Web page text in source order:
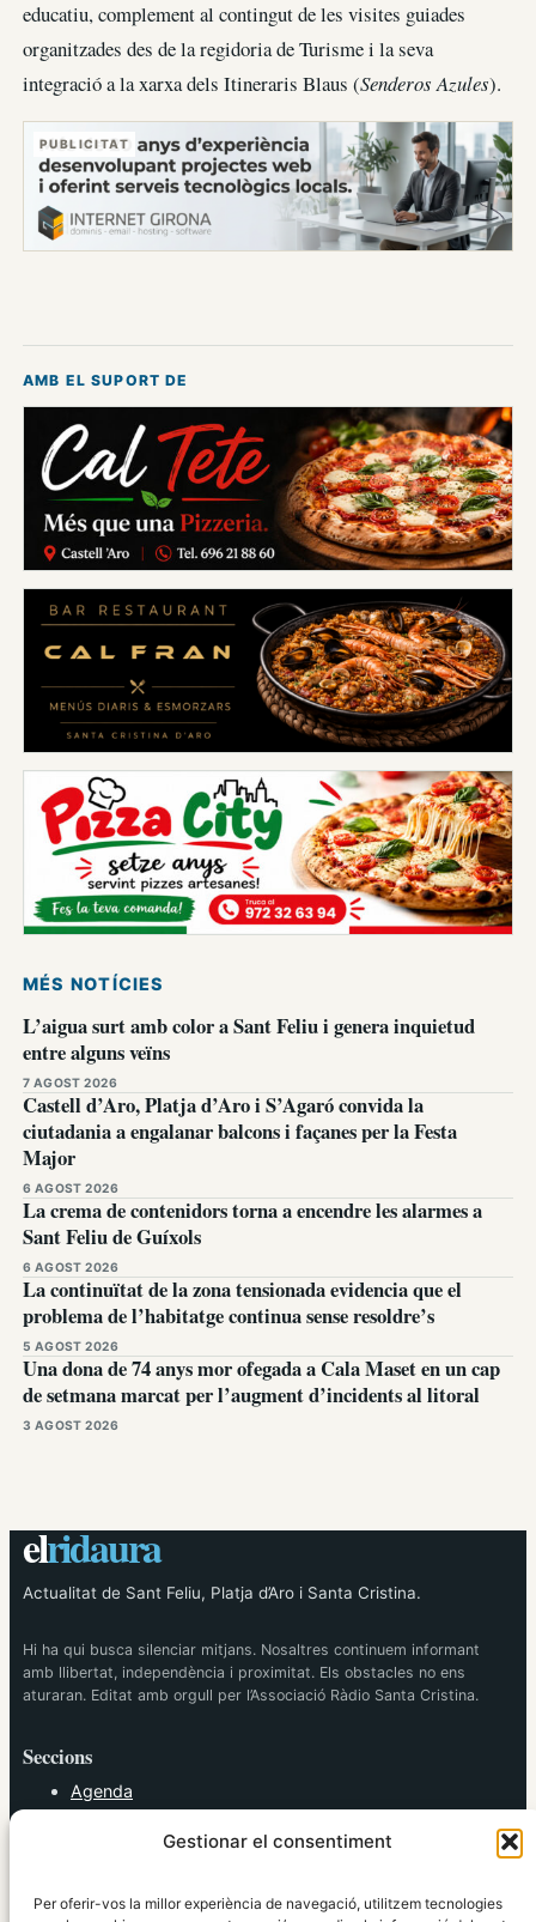
Gestionar el consentiment
Per oferir-vos la millor experiència de navegació, utilitzem tecnologies
educatiu, complement al contingut de les visites guiades
organitzades des de la regidoria de Turisme i la seva
integració a la xarxa dels Itineraris Blaus (Senderos Azules).
PUBLICITAT
AMB EL SUPORT DE
MÉS NOTÍCIES
L’aigua surt amb color a Sant Feliu i genera inquietud
entre alguns veïns
7 AGOST 2026
Castell d’Aro, Platja d’Aro i S’Agaró convida la
ciutadania a engalanar balcons i façanes per la Festa
Major
6 AGOST 2026
La crema de contenidors torna a encendre les alarmes a
Sant Feliu de Guíxols
6 AGOST 2026
La continuïtat de la zona tensionada evidencia que el
problema de l’habitatge continua sense resoldre’s
5 AGOST 2026
Una dona de 74 anys mor ofegada a Cala Maset en un cap
de setmana marcat per l’augment d’incidents al litoral
3 AGOST 2026
elridaura
Actualitat de Sant Feliu, Platja d’Aro i Santa Cristina.
Hi ha qui busca silenciar mitjans. Nosaltres continuem informant
amb llibertat, independència i proximitat. Els obstacles no ens
aturaran. Editat amb orgull per l’Associació Ràdio Santa Cristina.
Seccions
Agenda
Política